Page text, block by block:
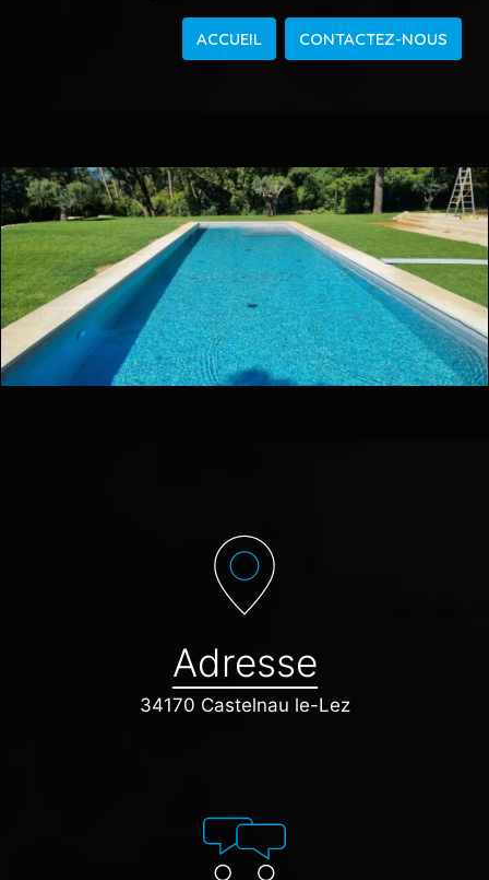
ACCUEIL CONTACTEZ-NOUS
Adresse
34170 Castelnau le-Lez